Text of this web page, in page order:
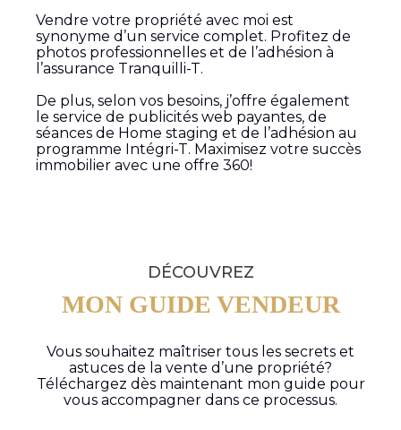
Vendre votre propriété avec moi est
synonyme d’un service complet. Profitez de
photos professionnelles et de l’adhésion à
l’assurance Tranquilli-T.
De plus, selon vos besoins, j’offre également
le service de publicités web payantes, de
séances de Home staging et de l’adhésion au
programme Intégri-T. Maximisez votre succès
immobilier avec une offre 360!
DÉCOUVREZ
MON GUIDE VENDEUR
Vous souhaitez maîtriser tous les secrets et
astuces de la vente d’une propriété?
Téléchargez dès maintenant mon guide pour
vous accompagner dans ce processus.